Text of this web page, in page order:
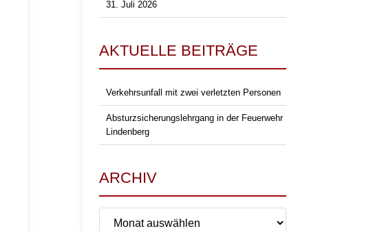
31. Juli 2026
AKTUELLE BEITRÄGE
Verkehrsunfall mit zwei verletzten Personen
Absturzsicherungslehrgang in der Feuerwehr
Lindenberg
ARCHIV